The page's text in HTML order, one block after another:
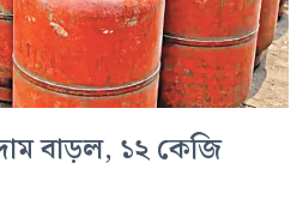
বাড়ল, ১২ কেজি